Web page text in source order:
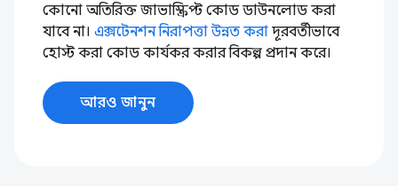
কোনো অতিরিক্ত জাভাস্ক্রিপ্ট কোড ডাউনলোড করা
যাবে না। এক্সটেনশন নিরাপত্তা উন্নত করা দূরবর্তীভাবে
হোস্ট করা কোড কার্যকর করার বিকল্প প্রদান করে।
আরও জানুন